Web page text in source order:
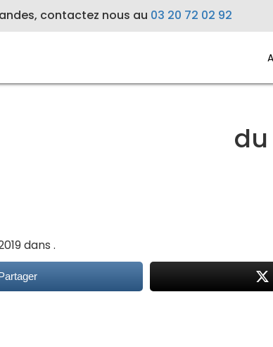
contactez nous au 03 20 72 02 92
du
dans .